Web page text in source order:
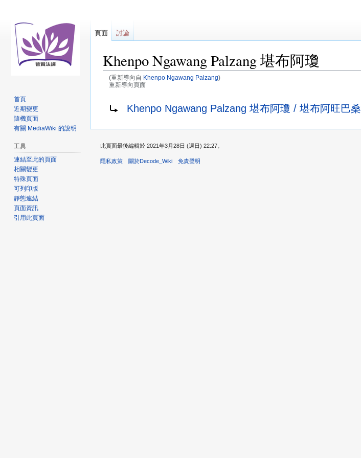
Khenpo Ngawang Palzang 堪布阿瓊
(重新導向自 Khenpo Ngawang Palzang)
重新導向頁面
重新導向至：Khenpo Ngawang Palzang 堪布阿瓊 / 堪布阿旺巴桑
頁面 討論
首頁
近期變更
隨機頁面
有關 MediaWiki 的說明
工具
連結至此的頁面
相關變更
特殊頁面
可列印版
靜態連結
頁面資訊
引用此頁面
此頁面最後編輯於 2021年3月28日 (週日) 22:27。
隱私政策 關於Decode_Wiki 免責聲明